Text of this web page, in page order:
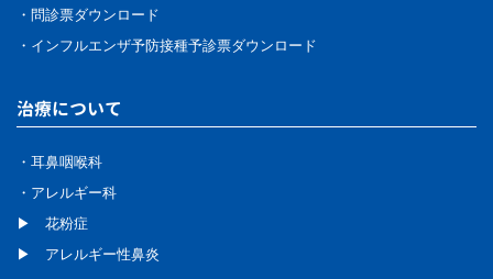
・問診票ダウンロード
・インフルエンザ予防接種予診票ダウンロード
治療について
・耳鼻咽喉科
・アレルギー科
▶ 花粉症
▶ アレルギー性鼻炎